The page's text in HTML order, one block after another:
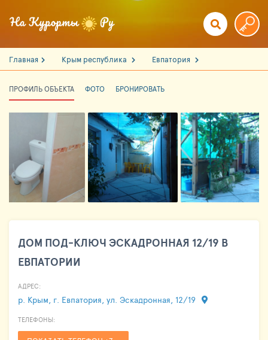
Главная Крым республика Евпатория
ПРОФИЛЬ ОБЪЕКТА ФОТО БРОНИРОВАТЬ
ДОМ ПОД-КЛЮЧ ЭСКАДРОННАЯ 12/19 В
ЕВПАТОРИИ
АДРЕС:
р. Крым, г. Евпатория, ул. Эскадронная, 12/19
ТЕЛЕФОНЫ: